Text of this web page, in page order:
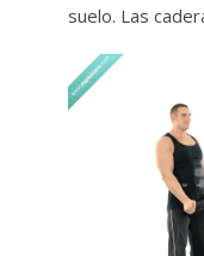
suelo. Las